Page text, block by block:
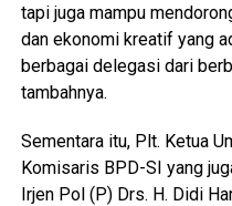
tapi juga mampu
dan ekonomi kreatif yang
berbagai delegasi dari
tambahnya.
Sementara itu, Plt. Ketua
Komisaris BPD-SI yang
Irjen Pol (P) Drs. H. Didi